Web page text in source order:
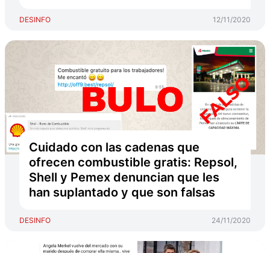
DESINFO 12/11/2020
Cuidado con las cadenas que
ofrecen combustible gratis: Repsol,
Shell y Pemex denuncian que les
han suplantado y que son falsas
DESINFO 24/11/2020